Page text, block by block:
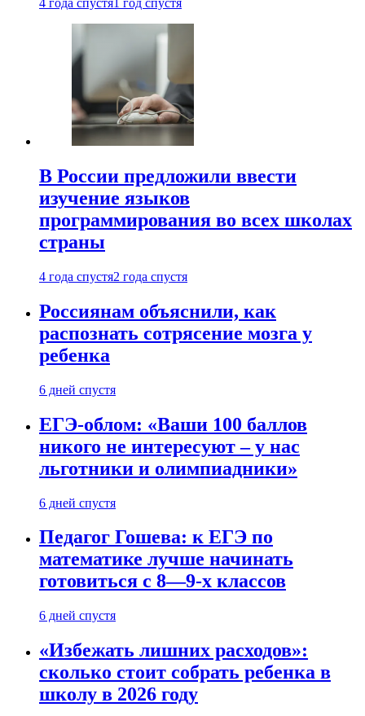
4 года спустя 1 год спустя
В России предложили ввести
изучение языков
программирования во всех школах
страны
4 года спустя2 года спустя
Россиянам объяснили, как
распознать сотрясение мозга у
ребенка
6 дней спустя
ЕГЭ-облом: «Ваши 100 баллов
никого не интересуют – у нас
льготники и олимпиадники»
6 дней спустя
Педагог Гошева: к ЕГЭ по
математике лучше начинать
готовиться с 8—9-х классов
6 дней спустя
«Избежать лишних расходов»:
сколько стоит собрать ребенка в
школу в 2026 году